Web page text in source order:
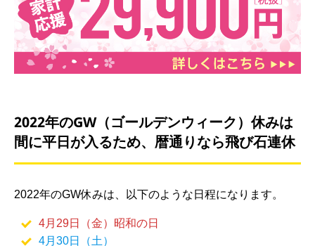
2022年のGW（ゴールデンウィーク）休みは
間に平日が入るため、暦通りなら飛び石連休
2022年のGW休みは、以下のような日程になります。
4月29日（金）昭和の日
4月30日（土）